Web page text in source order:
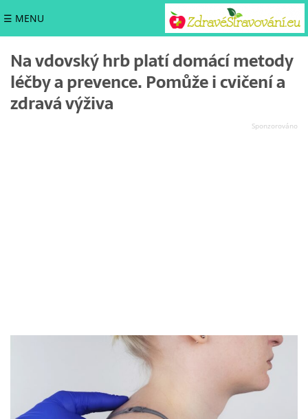
☰ MENU
Na vdovský hrb platí domácí metody
léčby a prevence. Pomůže i cvičení a
zdravá výživa